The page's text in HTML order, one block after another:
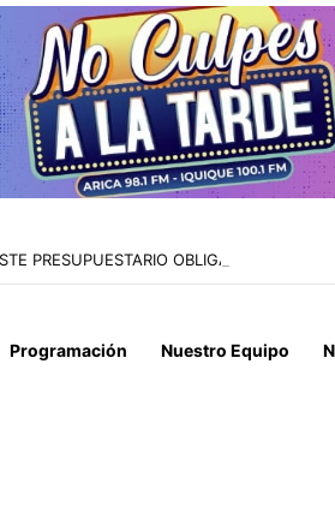
PRESUPUESTARIO OBLIGA A
Programación Nuestro Equipo